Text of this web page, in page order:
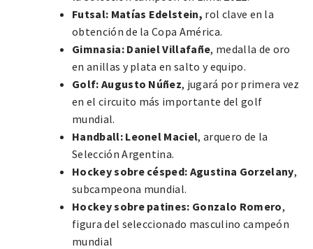
Futsal: Matías Edelstein, rol clave en la
obtención de la Copa América.
Gimnasia: Daniel Villafañe, medalla de oro
en anillas y plata en salto y equipo.
Golf: Augusto Núñez, jugará por primera vez
en el circuito más importante del golf
mundial.
Handball: Leonel Maciel, arquero de la
Selección Argentina.
Hockey sobre césped: Agustina Gorzelany,
subcampeona mundial.
Hockey sobre patines: Gonzalo Romero,
figura del seleccionado masculino campeón
mundial